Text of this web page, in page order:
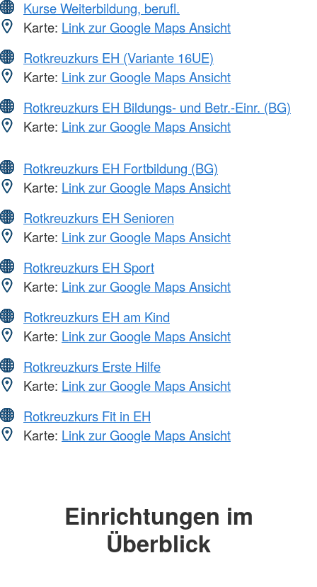
Kurse Weiterbildung, berufl.
Karte: Link zur Google Maps Ansicht
Rotkreuzkurs EH (Variante 16UE)
Karte: Link zur Google Maps Ansicht
Rotkreuzkurs EH Bildungs- und Betr.-Einr. (BG)
Karte: Link zur Google Maps Ansicht
Rotkreuzkurs EH Fortbildung (BG)
Karte: Link zur Google Maps Ansicht
Rotkreuzkurs EH Senioren
Karte: Link zur Google Maps Ansicht
Rotkreuzkurs EH Sport
Karte: Link zur Google Maps Ansicht
Rotkreuzkurs EH am Kind
Karte: Link zur Google Maps Ansicht
Rotkreuzkurs Erste Hilfe
Karte: Link zur Google Maps Ansicht
Rotkreuzkurs Fit in EH
Karte: Link zur Google Maps Ansicht
Einrichtungen im
Überblick